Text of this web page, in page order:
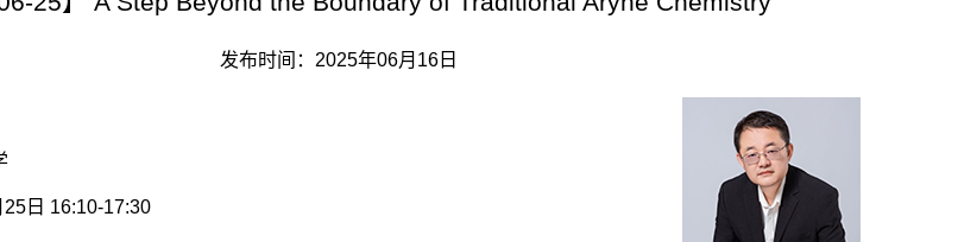
发布时间：2025年06月16日
日 16:10-17:30